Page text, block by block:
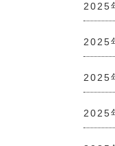
2025
2025
2025
2025